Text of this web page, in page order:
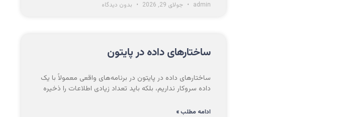
admin جولای 29, 2026 بدون دیدگاه
ساختارهای داده در پایتون
ساختارهای داده در پایتون در برنامه‌های واقعی معمولاً با یک
داده سروکار نداریم، بلکه باید تعداد زیادی اطلاعات را ذخیره
ادامه مطلب »